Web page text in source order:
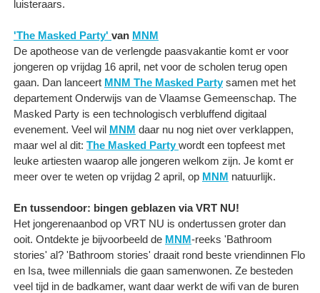
luisteraars.
'The Masked Party' van MNM
De apotheose van de verlengde paasvakantie komt er voor
jongeren op vrijdag 16 april, net voor de scholen terug open
gaan. Dan lanceert MNM The Masked Party samen met het
departement Onderwijs van de Vlaamse Gemeenschap. The
Masked Party is een technologisch verbluffend digitaal
evenement. Veel wil MNM daar nu nog niet over verklappen,
maar wel al dit: The Masked Party wordt een topfeest met
leuke artiesten waarop alle jongeren welkom zijn. Je komt er
meer over te weten op vrijdag 2 april, op MNM natuurlijk.
En tussendoor: bingen geblazen via VRT NU!
Het jongerenaanbod op VRT NU is ondertussen groter dan
ooit. Ontdekte je bijvoorbeeld de MNM-reeks 'Bathroom
stories' al? 'Bathroom stories' draait rond beste vriendinnen Flo
en Isa, twee millennials die gaan samenwonen. Ze besteden
veel tijd in de badkamer, want daar werkt de wifi van de buren